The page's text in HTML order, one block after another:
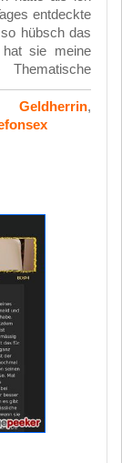
entdeckte
hübsch das
sie meine
Thematische
: Geldherrin,